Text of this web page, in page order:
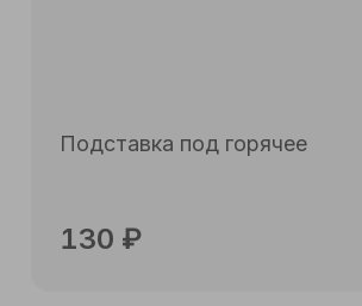
Подставка под горячее
130 ₽